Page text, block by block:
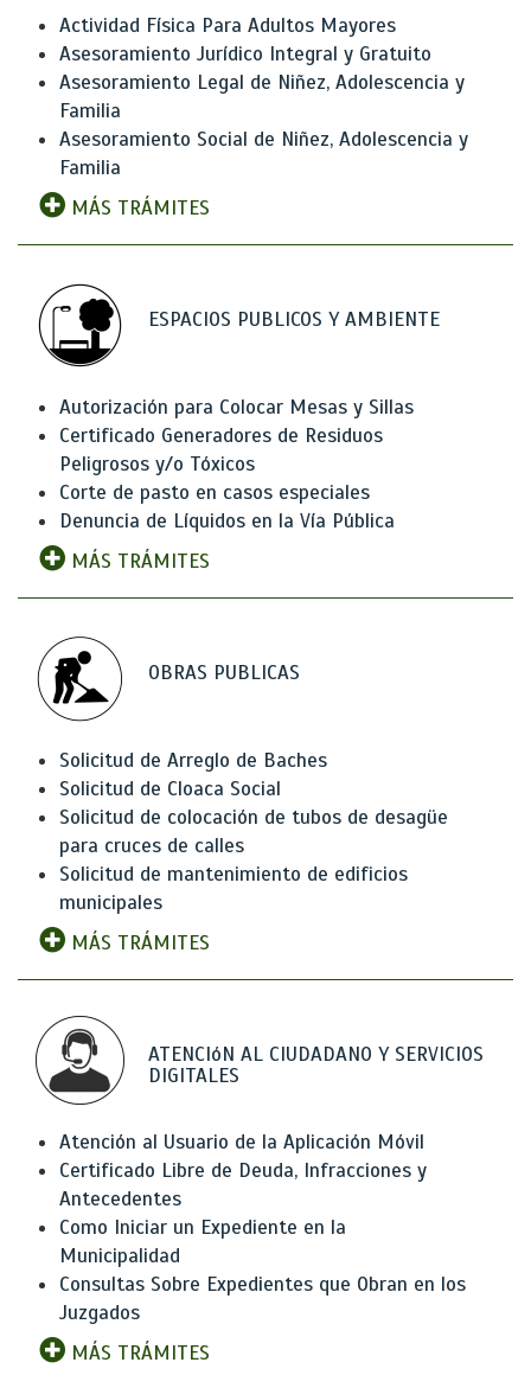
Actividad Física Para Adultos Mayores
Asesoramiento Jurídico Integral y Gratuito
Asesoramiento Legal de Niñez, Adolescencia y
Familia
Asesoramiento Social de Niñez, Adolescencia y
Familia
MÁS TRÁMITES
ESPACIOS PUBLICOS Y AMBIENTE
Autorización para Colocar Mesas y Sillas
Certificado Generadores de Residuos
Peligrosos y/o Tóxicos
Corte de pasto en casos especiales
Denuncia de Líquidos en la Vía Pública
MÁS TRÁMITES
OBRAS PUBLICAS
Solicitud de Arreglo de Baches
Solicitud de Cloaca Social
Solicitud de colocación de tubos de desagüe
para cruces de calles
Solicitud de mantenimiento de edificios
municipales
MÁS TRÁMITES
ATENCIóN AL CIUDADANO Y SERVICIOS
DIGITALES
Atención al Usuario de la Aplicación Móvil
Certificado Libre de Deuda, Infracciones y
Antecedentes
Como Iniciar un Expediente en la
Municipalidad
Consultas Sobre Expedientes que Obran en los
Juzgados
MÁS TRÁMITES